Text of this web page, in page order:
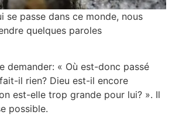
se passe dans ce monde, nous
quelques paroles
demander: « Où est-donc passé
il rien? Dieu est-il encore
est-elle trop grande pour lui? ». Il
possible.